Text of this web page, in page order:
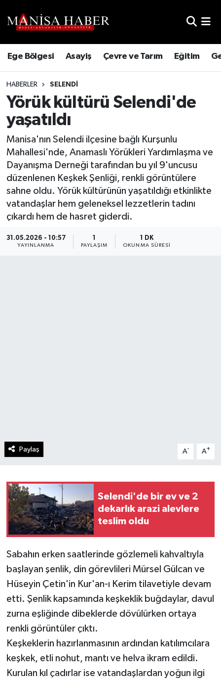
Ege Bölgesi Asayiş Çevre ve Tarım Eğitim
HABERLER SELENDI
Yörük kültürü Selendi'de
yaşatıldı
Manisa'nın Selendi ilçesine bağlı Kurşunlu
Mahallesi'nde, Anamaslı Yörükleri Yardımlaşma ve
Dayanışma Derneği tarafından bu yıl 9'uncusu
düzenlenen Keşkek Şenliği, renkli görüntülere
sahne oldu. Yörük kültürünün yaşatıldığı etkinlikte
vatandaşlar hem geleneksel lezzetlerin tadını
çıkardı hem de hasret giderdi.
31.05.2026 - 10:57
YAYINLANMA
1
PAYLAŞIM
1 DK
OKUNMA SÜRESI
Paylaş A- A+
Selendi'de bir ev ve 2
dekarlık arazi alevlere
teslim oldu
Sabahın erken saatlerinde gözlemeli kahvaltıyla
başlayan şenlik, din görevlileri Mürsel Gülcan ve
Hüseyin Çetin'in Kur'an-ı Kerim tilavetiyle devam
etti. Şenlik kapsamında keşkeklik buğdaylar, davul
zurna eşliğinde dibeklerde dövülürken ortaya
renkli görüntüler çıktı.
Keşkeklerin hazırlanmasının ardından katılımcılara
keşkek, etli nohut, mantı ve helva ikram edildi.
Kurulan kıl çadırlar ise vatandaşlardan yoğun ilgi
Trafik Durumu
Süper Lig Puan Durumu ve Fikstür
Tüm Manşetler
Son Dakika Haberleri
Haber Arşivi